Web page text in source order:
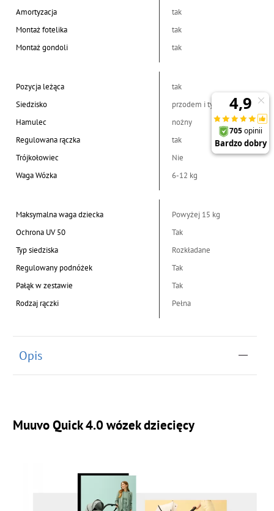
Amortyzacja
tak
Montaż fotelika
tak
Montaż gondoli
tak
Pozycja leżąca
tak
Siedzisko
przodem i tyłem
Hamulec
nożny
Regulowana rączka
tak
Trójkołowiec
Nie
Waga Wózka
6-12 kg
Maksymalna waga dziecka
Powyżej 15 kg
Ochrona UV 50
Tak
Typ siedziska
Rozkładane
Regulowany podnóżek
Tak
Pałąk w zestawie
Tak
Rodzaj rączki
Pełna
Opis
Muuvo Quick 4.0 wózek dziecięcy